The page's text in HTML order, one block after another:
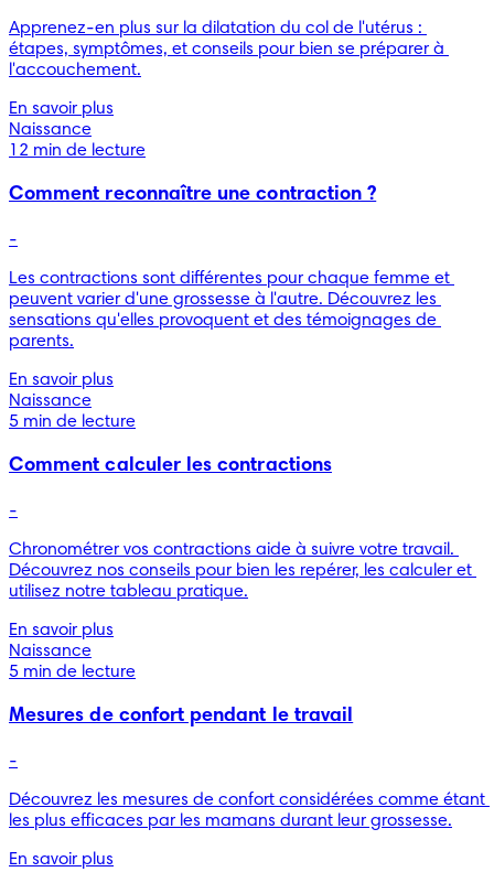
Apprenez-en plus sur la dilatation du col de l'utérus :
étapes, symptômes, et conseils pour bien se préparer à
l'accouchement.
En savoir plus
Naissance
12 min de lecture
Comment reconnaître une contraction ?
-
Les contractions sont différentes pour chaque femme et
peuvent varier d'une grossesse à l'autre. Découvrez les
sensations qu'elles provoquent et des témoignages de
parents.
En savoir plus
Naissance
5 min de lecture
Comment calculer les contractions
-
Chronométrer vos contractions aide à suivre votre travail.
Découvrez nos conseils pour bien les repérer, les calculer et
utilisez notre tableau pratique.
En savoir plus
Naissance
5 min de lecture
Mesures de confort pendant le travail
-
Découvrez les mesures de confort considérées comme étant
les plus efficaces par les mamans durant leur grossesse.
En savoir plus